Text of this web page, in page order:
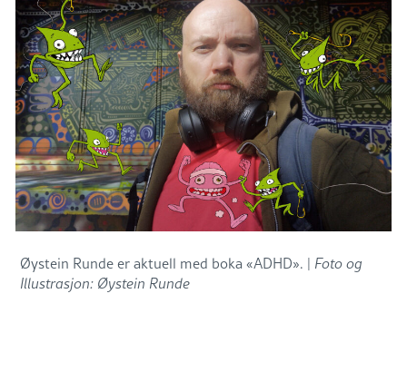
Øystein Runde er aktuell med boka «ADHD». | Foto og
Illustrasjon: Øystein Runde